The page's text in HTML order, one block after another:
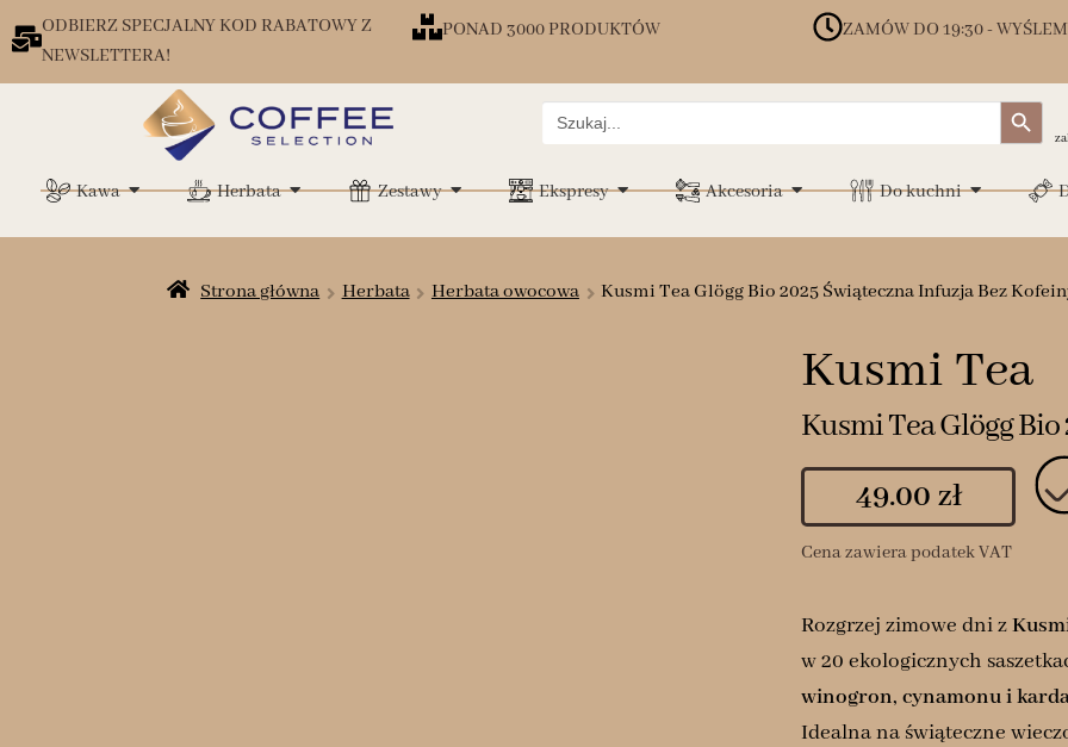
ODBIERZ SPECJALNY KOD RABATOWY Z
NEWSLETTERA!
PONAD 3000 PRODUKTÓW ZAMÓW DO 19:30 -
Search
for:
Search Button
Kawa Herbata Zestawy Ekspresy Akcesoria Do kuchni
Strona główna Herbata Herbata owocowa Kusmi Tea Glögg Bio 2025 Świąteczna Infuzja Bez
Kusmi Tea
Kusmi Tea Glögg
49.00 zł
Cena zawiera podatek VAT
Rozgrzej zimowe dni z
w 20 ekologicznych
winogron, cynamonu i
Idealna na świąteczne